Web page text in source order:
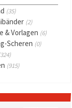
(35)
(2)
& Vorlagen (6)
Scheren (0)
(915)